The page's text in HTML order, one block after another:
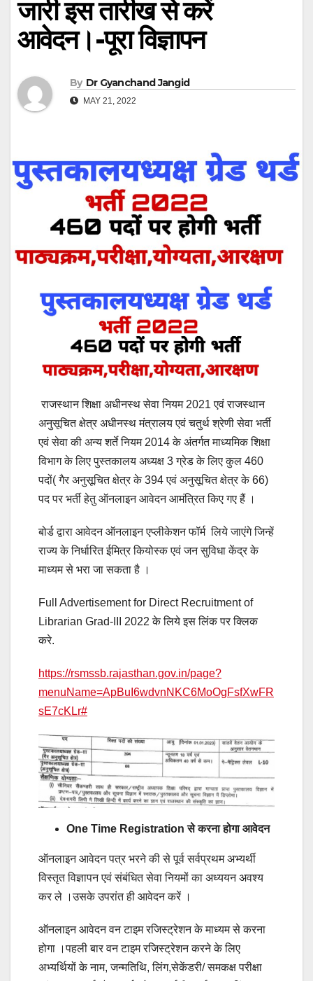
जारी इस तारीख से करें
आवेदन।-पूरा विज्ञापन
By Dr Gyanchand Jangid
MAY 21, 2022
राजस्थान शिक्षा अधीनस्थ सेवा नियम 2021 एवं राजस्थान
अनुसूचित क्षेत्र अधीनस्थ मंत्रालय एवं चतुर्थ श्रेणी सेवा भर्ती
एवं सेवा की अन्य शर्ते नियम 2014 के अंतर्गत माध्यमिक शिक्षा
विभाग के लिए पुस्तकालय अध्यक्ष 3 ग्रेड के लिए कुल 460
पदों( गैर अनुसूचित क्षेत्र के 394 एवं अनुसूचित क्षेत्र के 66)
पद पर भर्ती हेतु ऑनलाइन आवेदन आमंत्रित किए गए हैं ।
बोर्ड द्वारा आवेदन ऑनलाइन एप्लीकेशन फॉर्म लिये जाएंगे जिन्हें
राज्य के निर्धारित ईमित्र कियोस्क एवं जन सुविधा केंद्र के
माध्यम से भरा जा सकता है ।
Full Advertisement for Direct Recruitment of
Librarian Grad-III 2022 के लिये इस लिंक पर क्लिक
करे.
https://rsmssb.rajasthan.gov.in/page?
menuName=ApBuI6wdvnNKC6MoOgFsfXwFR
sE7cKLr#
One Time Registration से करना होगा आवेदन
ऑनलाइन आवेदन पत्र भरने की से पूर्व सर्वप्रथम अभ्यर्थी
विस्तृत विज्ञापन एवं संबंधित सेवा नियमों का अध्ययन अवश्य
कर ले ।उसके उपरांत ही आवेदन करें ।
ऑनलाइन आवेदन वन टाइम रजिस्ट्रेशन के माध्यम से करना
होगा ।पहली बार वन टाइम रजिस्ट्रेशन करने के लिए
अभ्यर्थियों के नाम, जन्मतिथि, लिंग,सेकेंडरी/ समकक्ष परीक्षा